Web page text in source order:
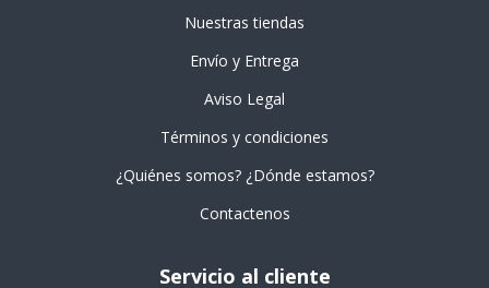
Nuestras tiendas
Envío y Entrega
Aviso Legal
Términos y condiciones
¿Quiénes somos? ¿Dónde estamos?
Contactenos
Servicio al cliente